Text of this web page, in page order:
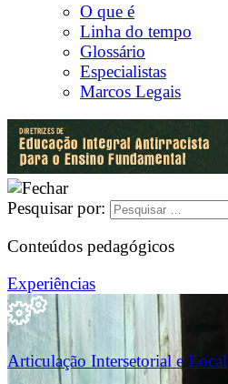
O que é
Linha do tempo
Glossário
Especialistas
Marcos Legais
Pesquisar por:
Conteúdos pedagógicos
Experiências
Articulação Intersetorial e Local